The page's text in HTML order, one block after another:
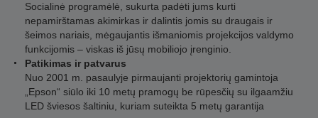
Socialinė programėlė, sukurta padėti jums kurti
nepamirštamas akimirkas ir dalintis jomis su draugais ir
šeimos nariais, mėgaujantis išmaniomis projekcijos valdymo
funkcijomis – viskas iš jūsų mobiliojo įrenginio.
Patikimas ir patvarus
Nuo 2001 m. pasaulyje pirmaujanti projektorių gamintoja
„Epson“ siūlo iki 10 metų pramogų be rūpesčių su ilgaamžiu
LED šviesos šaltiniu, kuriam suteikta 5 metų garantija